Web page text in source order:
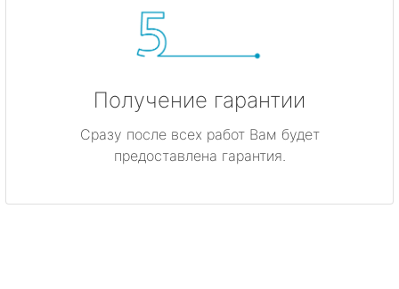
Получение гарантии
Сразу после всех работ Вам будет
предоставлена гарантия.